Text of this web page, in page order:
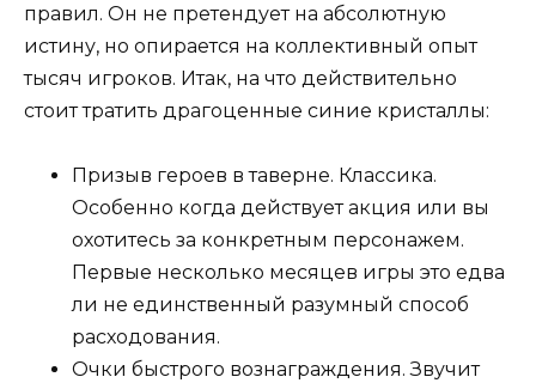
правил. Он не претендует на абсолютную
истину, но опирается на коллективный опыт
тысяч игроков. Итак, на что действительно
стоит тратить драгоценные синие кристаллы:
Призыв героев в таверне. Классика.
Особенно когда действует акция или вы
охотитесь за конкретным персонажем.
Первые несколько месяцев игры это едва
ли не единственный разумный способ
расходования.
Очки быстрого вознаграждения. Звучит